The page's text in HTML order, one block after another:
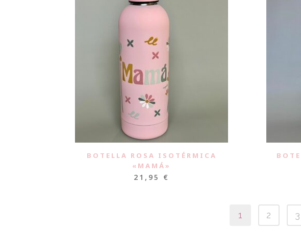
BOTELLA ROSA ISOTÉRMICA
«MAMÁ»
21,95 €
1 2 3